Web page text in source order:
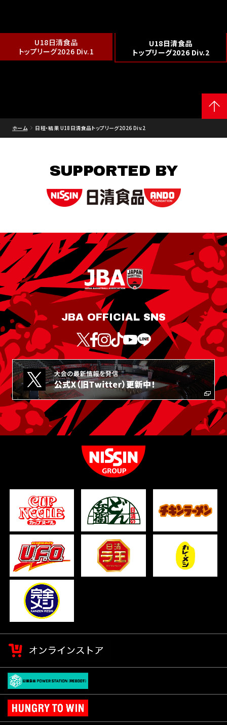
U18日清食品
トップリーグ2026 Div.1
U18日清食品
トップリーグ2026 Div.2
ホーム 日程・結果 U18日清食品トップリーグ2026 Div.2
SUPPORTED BY
JBA OFFICIAL SNS